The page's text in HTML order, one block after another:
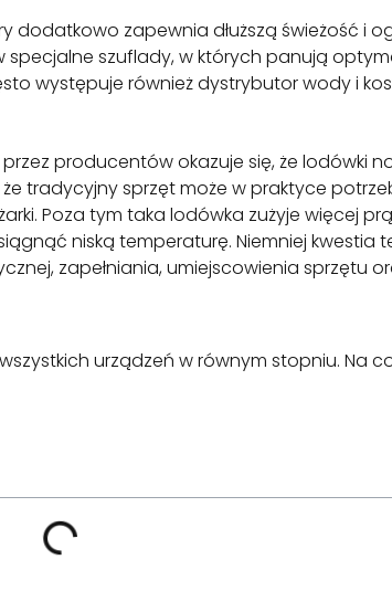
zapewnia dłuższą świeżość i
szuflady, w których panują
występuje również dystrybutor wody i
producentów okazuje się, że lodówki
tradycyjny sprzęt może w praktyce
Poza tym taka lodówka zużyje więcej
niską temperaturę. Niemniej kwestia
zapełniania, umiejscowienia sprzętu
urządzeń w równym stopniu. Na